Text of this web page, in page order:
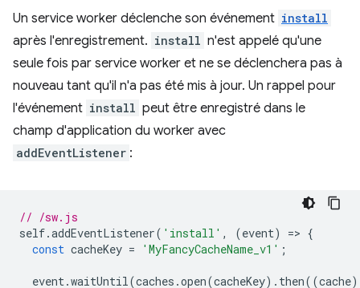
Un service worker déclenche son événement install
après l'enregistrement. install n'est appelé qu'une
seule fois par service worker et ne se déclenchera pas à
nouveau tant qu'il n'a pas été mis à jour. Un rappel pour
l'événement install peut être enregistré dans le
champ d'application du worker avec
addEventListener :
// /sw.js
self.addEventListener( 'install' , (event) => {
const cacheKey = 'MyFancyCacheName_v1' ;
event.waitUntil(caches .open(cacheKey). then((cache)